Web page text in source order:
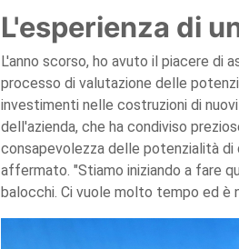
L'esperienza di
L'anno scorso, ho avuto il piacere di
processo di valutazione delle
investimenti nelle costruzioni di
dell'azienda, che ha condiviso
consapevolezza delle potenzialità
affermato. "Stiamo iniziando a fare
balocchi. Ci vuole molto tempo ed è